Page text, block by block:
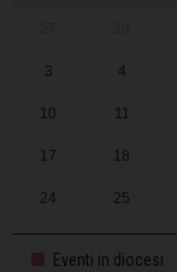
3 4
10 11
17 18
24 25
Eventi in diocesi